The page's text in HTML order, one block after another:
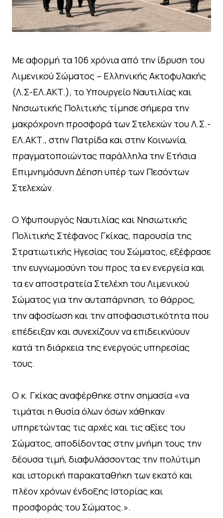
Με αφορμή τα 106 χρόνια από την ίδρυση του
Λιμενικού Σώματος – Ελληνικής Ακτοφυλακής
(Λ.Σ-ΕΛ.ΑΚΤ.), το Υπουργείο Ναυτιλίας και
Νησιωτικής Πολιτικής τίμησε σήμερα την
μακρόχρονη προσφορά των Στελεχών του Λ.Σ.-
ΕΛ.ΑΚΤ., στην Πατρίδα και στην Κοινωνία,
πραγματοποιώντας παράλληλα την Ετήσια
Επιμνημόσυνη Δέηση υπέρ των Πεσόντων
Στελεχών.
Ο Υφυπουργός Ναυτιλίας και Νησιωτικής
Πολιτικής Στέφανος Γκίκας, παρουσία της
Στρατιωτικής Ηγεσίας του Σώματος, εξέφρασε
την ευγνωμοσύνη του προς τα εν ενεργεία και
τα εν αποστρατεία Στελέχη του Λιμενικού
Σώματος για την αυταπάρνηση, το θάρρος,
την αφοσίωση και την αποφασιστικότητα που
επέδειξαν και συνεχίζουν να επιδεικνύουν
κατά τη διάρκεια της ενεργούς υπηρεσίας
τους.
Ο κ. Γκίκας αναφέρθηκε στην σημασία «να
τιμάται η θυσία όλων όσων χάθηκαν
υπηρετώντας τις αρχές και τις αξίες του
Σώματος, αποδίδοντας στην μνήμη τους την
δέουσα τιμή, διαφυλάσσοντας την πολύτιμη
και ιστορική παρακαταθήκη των εκατό και
πλέον χρόνων ένδοξης Ιστορίας και
προσφοράς του Σώματος.».